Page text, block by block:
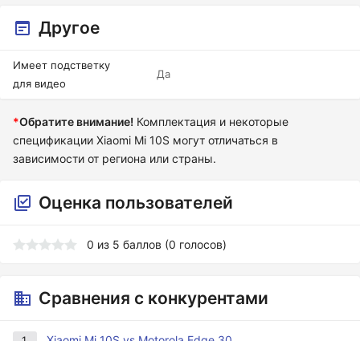
Другое
Имеет подстветку
для видео
Да
*Обратите внимание! Комплектация и некоторые
спецификации Xiaomi Mi 10S могут отличаться в
зависимости от региона или страны.
Оценка пользователей
0 из 5 баллов (0 голосов)
Сравнения с конкурентами